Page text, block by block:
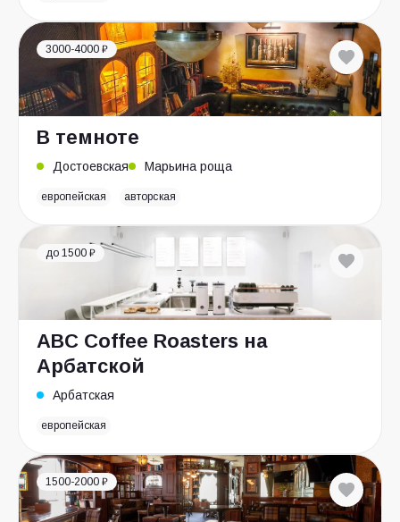
3000-4000 ₽
В темноте
Достоевская Марьина роща
европейская авторская
до 1500 ₽
ABC Coffee Roasters на
Арбатской
Арбатская
европейская
1500-2000 ₽